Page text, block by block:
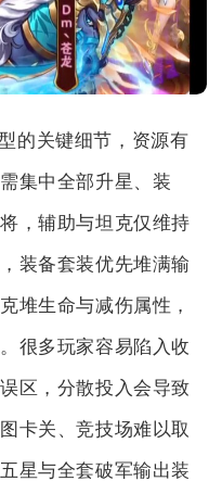
的关键细节，资源有
集中全部升星、装
，辅助与坦克仅维持
装备套装优先堆满输
堆生命与减伤属性，
很多玩家容易陷入收
区，分散投入会导致
卡关、竞技场难以取
星与全套破军输出装